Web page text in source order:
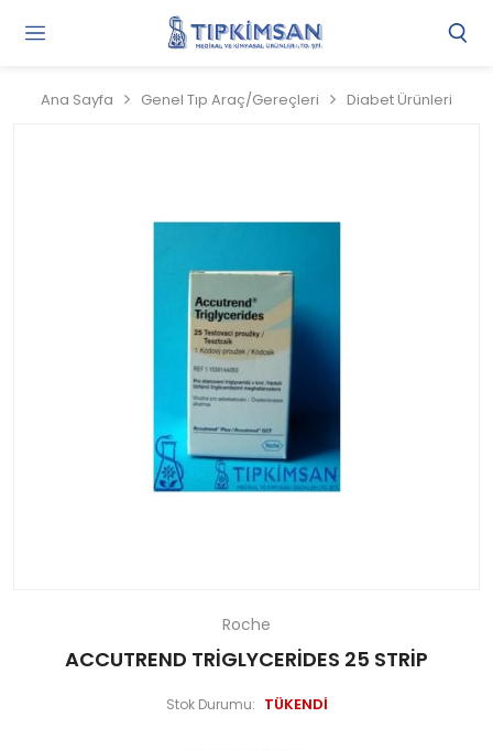
Ana Sayfa Genel Tıp Araç/Gereçleri Diabet Ürünleri
Roche
ACCUTREND TRİGLYCERİDES 25 STRİP
Stok Durumu: TÜKENDİ